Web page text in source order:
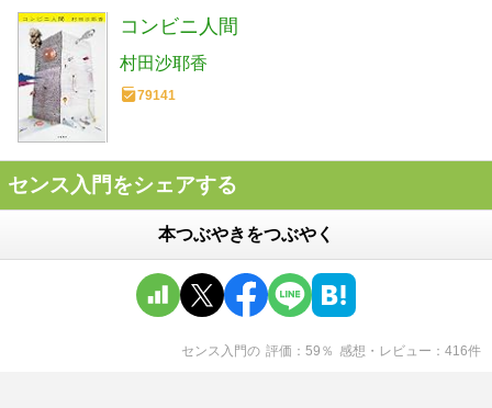
コンビニ人間
村田沙耶香
79141
センス入門をシェアする
本つぶやきをつぶやく
センス入門の 評価 59 ％ 感想・レビュー 416件